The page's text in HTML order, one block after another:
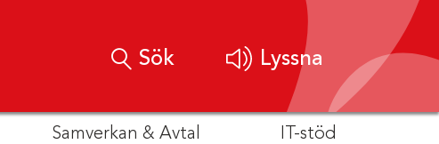
Sök Lyssna
Samverkan & Avtal IT-stöd